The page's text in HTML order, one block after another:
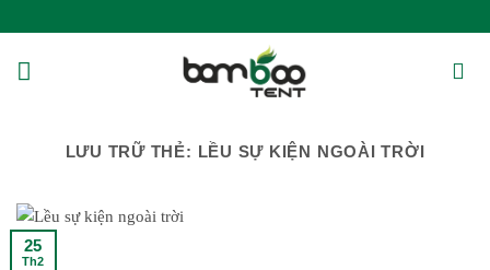
qua
nội
LƯU TRỮ THẺ: LỀU SỰ KIỆN NGOÀI TRỜI
25
Th2